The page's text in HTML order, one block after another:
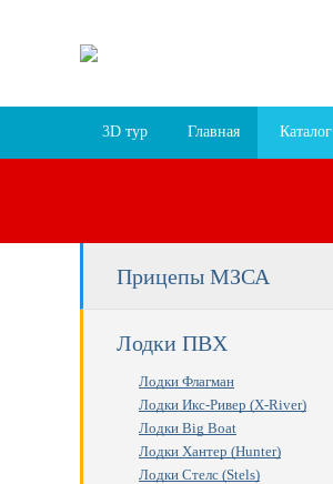
3D тур Главная Каталог
Прицепы МЗСА
Лодки ПВХ
Лодки Флагман
Лодки Икс-Ривер (X-River)
Лодки Big Boat
Лодки Хантер (Hunter)
Лодки Стелс (Stels)